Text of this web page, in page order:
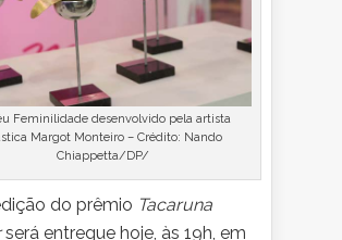
Feminilidade desenvolvido pela artista
Margot Monteiro – Crédito: Nando
Chiappetta/DP/
do prêmio Tacaruna
será entregue hoje, às 19h, em